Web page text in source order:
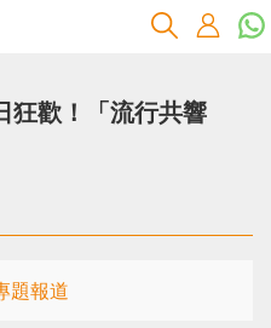
狂歡！「流行共響
題報道